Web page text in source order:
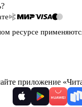
ресурсе
приложение